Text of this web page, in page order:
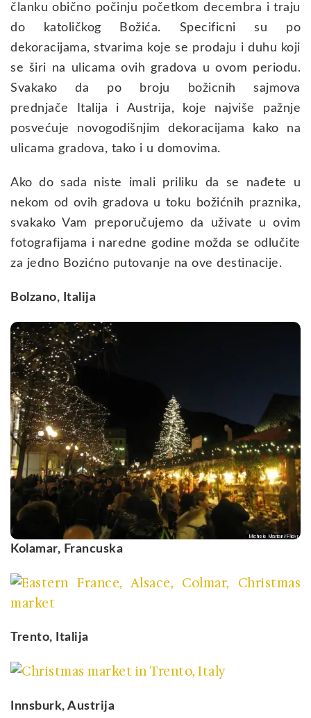
članku obično počinju početkom decembra i traju
do katoličkog Božića. Specificni su po
dekoracijama, stvarima koje se prodaju i duhu koji
se širi na ulicama ovih gradova u ovom periodu.
Svakako da po broju božicnih sajmova
prednjače Italija i Austrija, koje najviše pažnje
posvećuje novogodišnjim dekoracijama kako na
ulicama gradova, tako i u domovima.
Ako do sada niste imali priliku da se nađete u
nekom od ovih gradova u toku božićnih praznika,
svakako Vam preporučujemo da uživate u ovim
fotografijama i naredne godine možda se odlučite
za jedno Bozićno putovanje na ove destinacije.
Bolzano, Italija
Kolamar, Francuska
Trento, Italija
Innsburk, Austrija